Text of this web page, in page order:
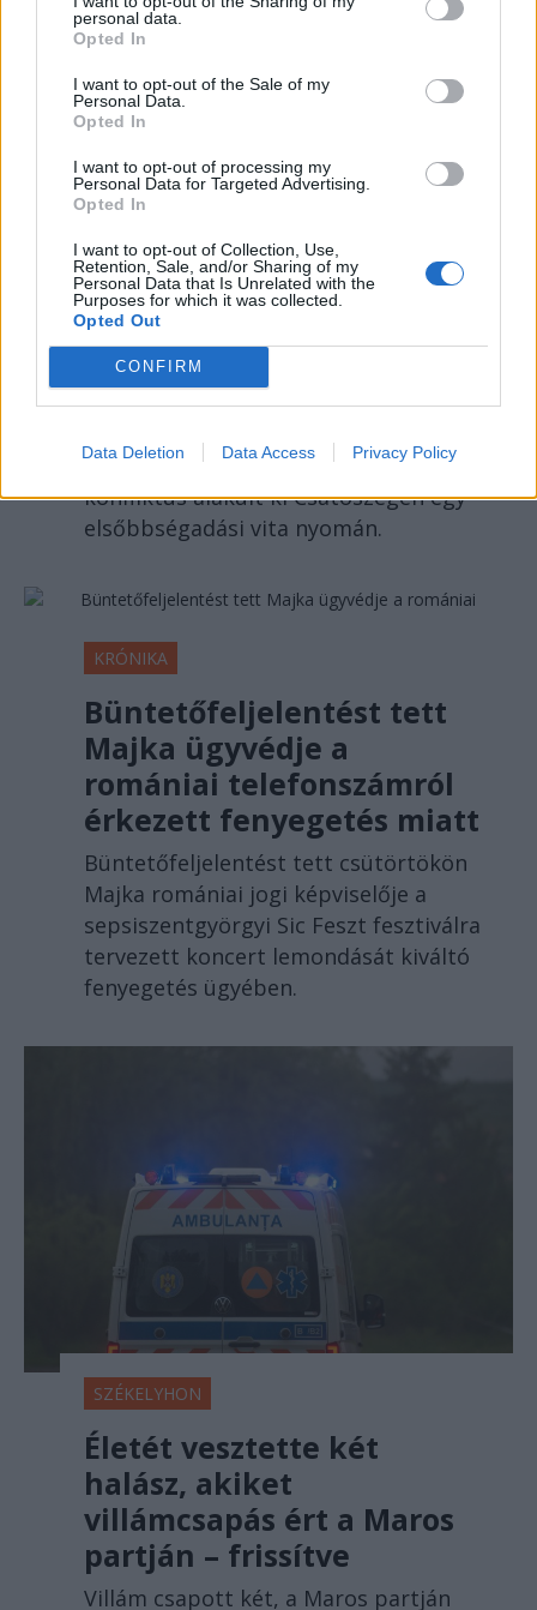
personal data.
Opted In
I want to opt-out of the Sale of my
Personal Data.
Opted In
I want to opt-out of processing my
Personal Data for Targeted Advertising.
Opted In
I want to opt-out of Collection, Use,
Retention, Sale, and/or Sharing of my
Personal Data that Is Unrelated with the
Purposes for which it was collected.
Opted Out
CONFIRM
Data Deletion Data Access Privacy Policy
SZÉKELYHON
Tömegverekedés lett a
szűk mezőgazdasági úti
vitából Csatószegen
Kórházba szállítottak több embert,
mezőgazdasági munkagépek
rongálódtak meg, és ideiglenes
azután, hogy szombat délután súlyos
konfliktus alakult ki Csatószegen egy
elsőbbségadási vita nyomán.
KRÓNIKA
Büntetőfeljelentést tett
Majka ügyvédje a
romániai telefonszámról
érkezett fenyegetés miatt
Büntetőfeljelentést tett csütörtökön
Majka romániai jogi képviselője a
sepsiszentgyörgyi Sic Feszt fesztiválra
tervezett koncert lemondását kiváltó
fenyegetés ügyében.
SZÉKELYHON
Életét vesztette két
halász, akiket
villámcsapás ért a Maros
partján – frissítve
Villám csapott két, a Maros partján